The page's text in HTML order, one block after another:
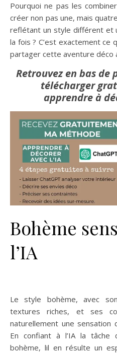
Pourquoi ne pas les
créer non pas une, mais
reflétant un style différent et
la fois ? C’est exactement ce
partager cette aventure déco
Retrouvez en bas de
télécharger
apprendre à
Bohème
l’IA
Le style bohème, avec
textures riches, et ses
naturellement une
En confiant à l’IA la tâche
bohème, lil en résulte un